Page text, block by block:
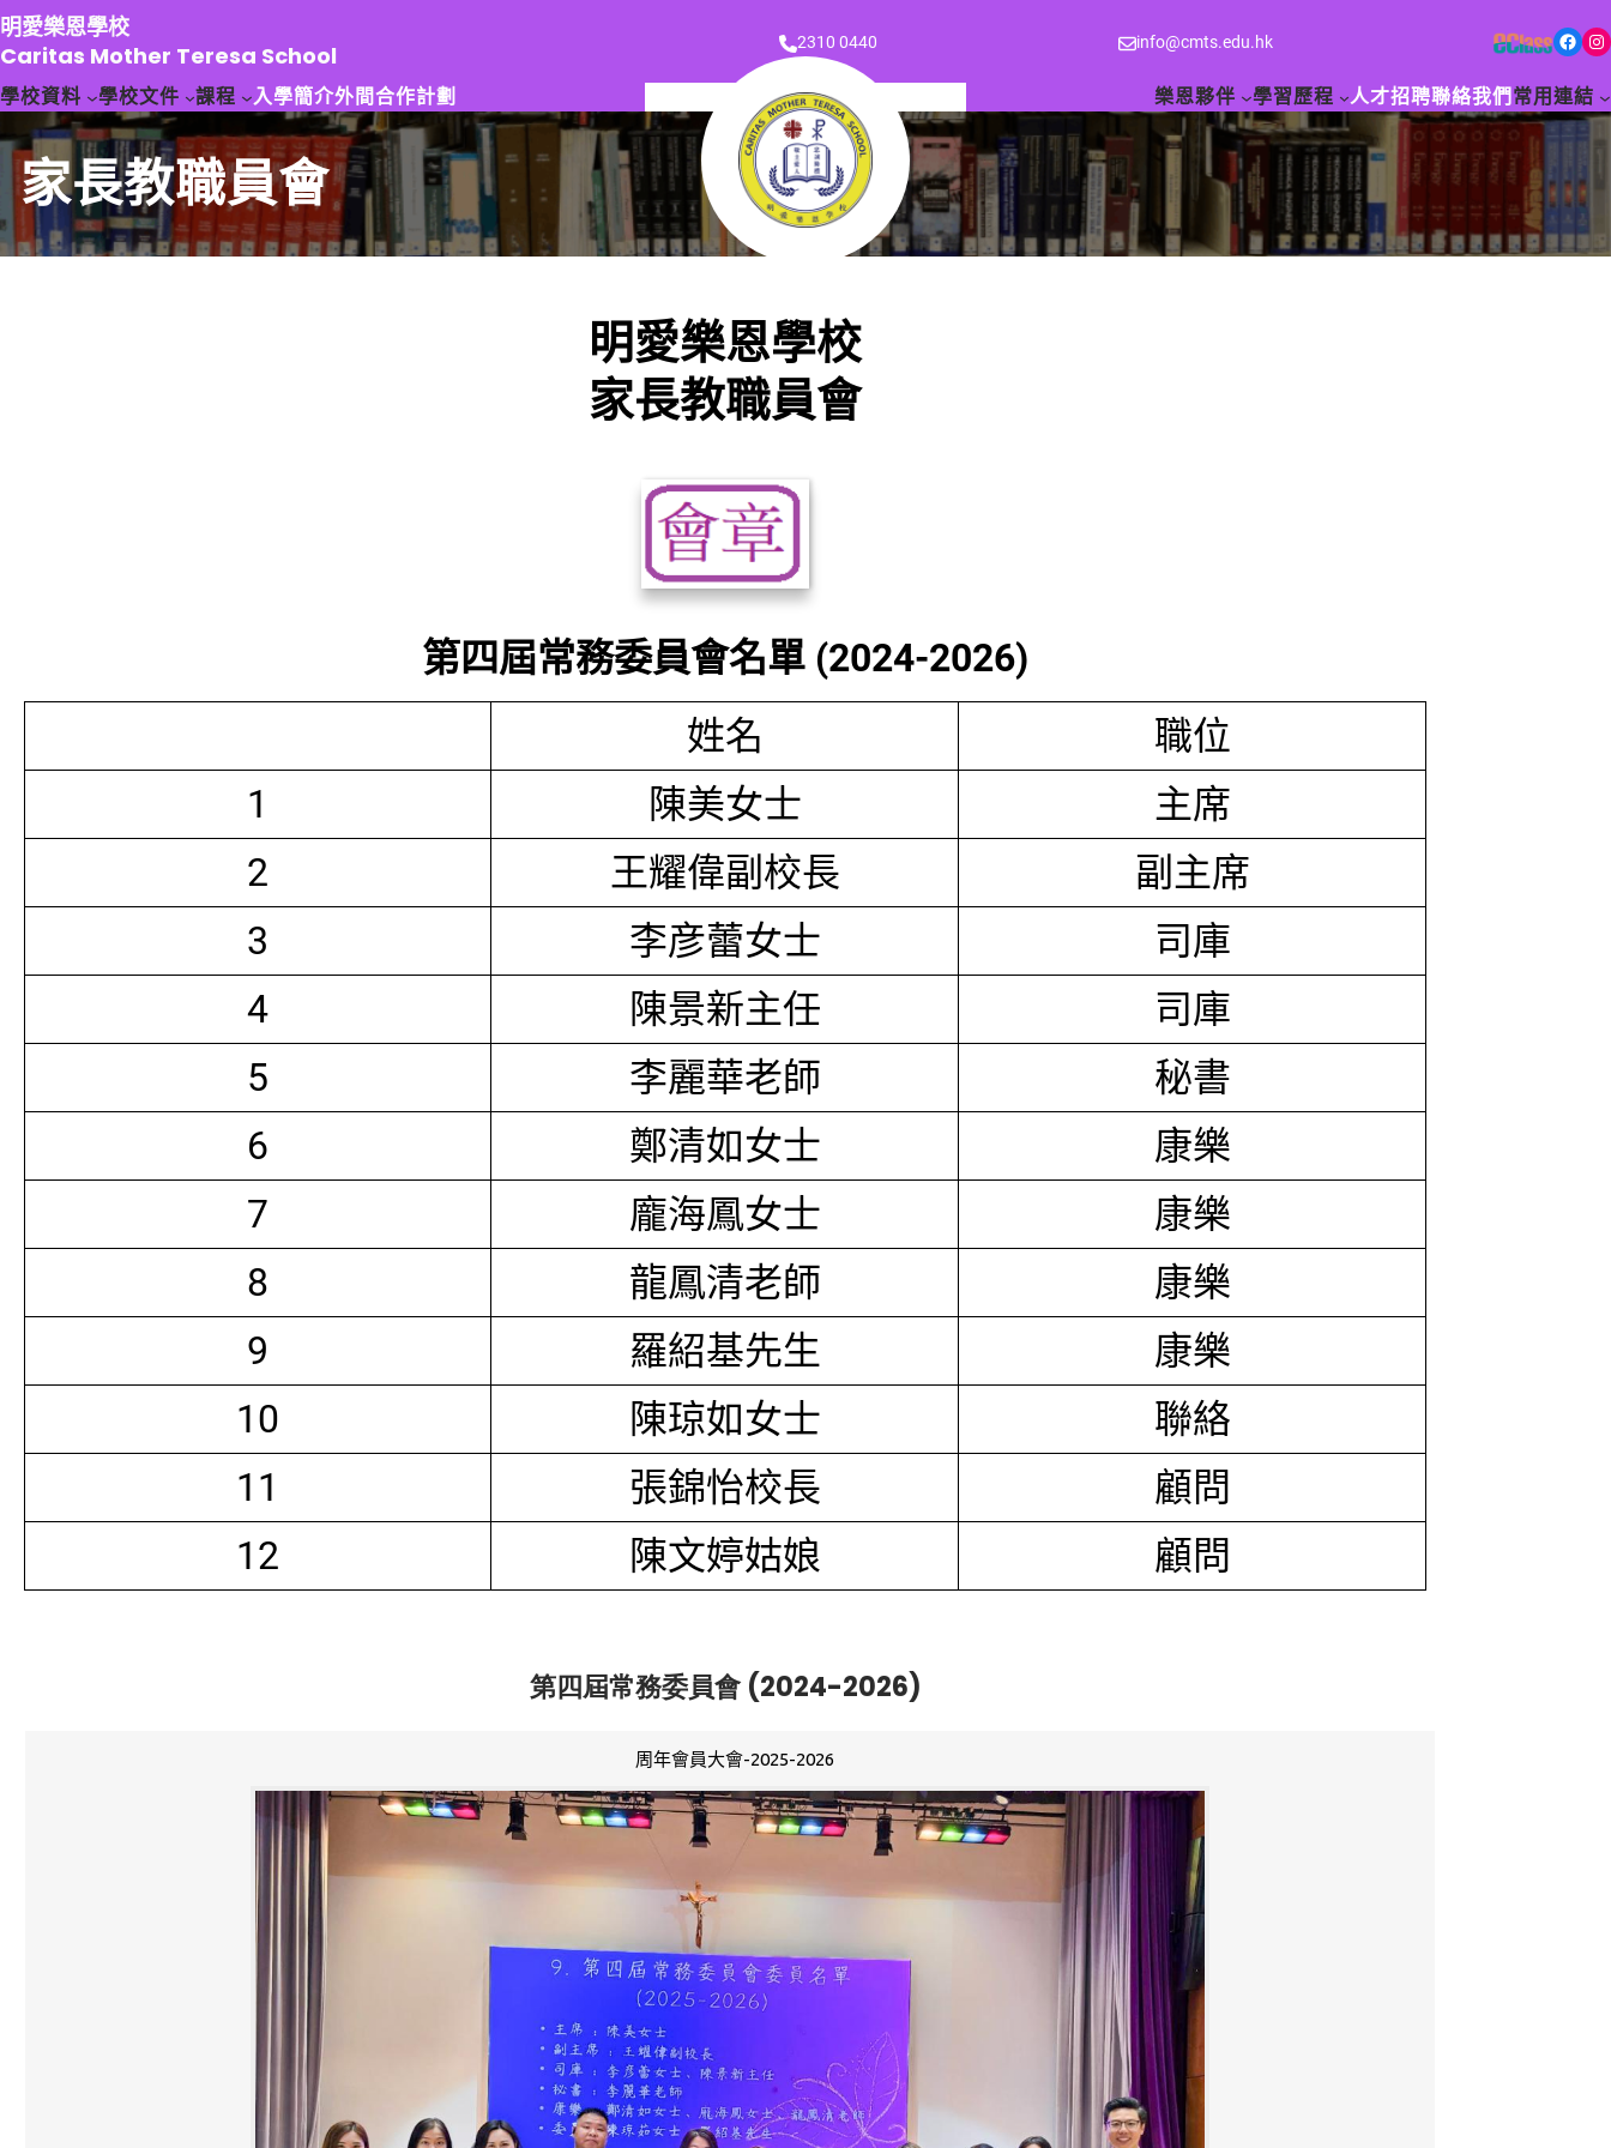
跳
至
主
要
容
明愛樂恩學校
Caritas Mother Teresa School
2310 0440 info@cmts.edu.hk Facebook Instagram
學校資料 學校文件 課程 入學簡介外間合作計劃 樂恩夥伴 學習歷程 人才招聘聯絡我們 常用連結
家長教職員會
明愛樂恩學校
家長教職員會
第四屆常務委員會名單 (2024-2026)
姓名
職位
1
陳美女士
主席
2
王耀偉副校長
副主席
3
李彦蕾女士
司庫
4
陳景新主任
司庫
5
李麗華老師
秘書
6
鄭清如女士
康樂
7
龐海鳳女士
康樂
8
龍鳳清老師
康樂
9
羅紹基先生
康樂
10
陳琼如女士
聯絡
11
張錦怡校長
顧問
12
陳文婷姑娘 顧問
第四屆常務委員會 (2024-2026)
周年會員大會-2025-2026